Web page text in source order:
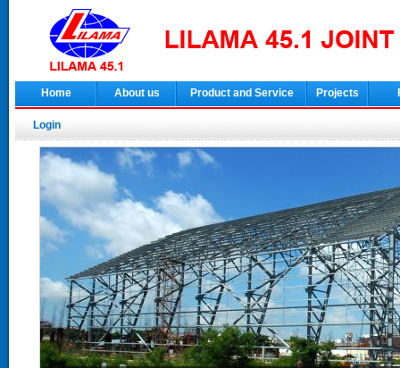
Home About us Product and Service Projects
Login